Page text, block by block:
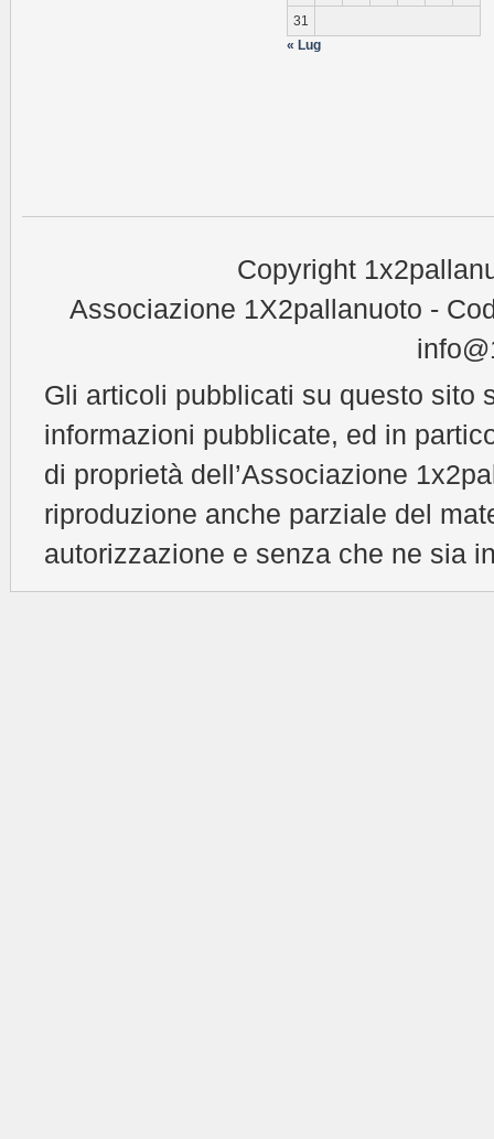
31
« Lug
Copyright
Associazione 1X2pallanuoto -
Gli articoli pubblicati su questo sito
informazioni pubblicate, ed in
di proprietà dell’Associazione
riproduzione anche parziale del
autorizzazione e senza che ne sia